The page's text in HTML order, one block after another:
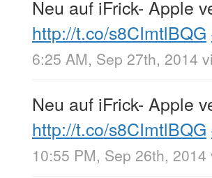
Neu auf iFrick- Apple
http://t.co/s8CImtlBQG
6:25 AM, Sep 27th, 2014
Neu auf iFrick- Apple
http://t.co/s8CImtlBQG
10:55 PM, Sep 26th, 2014